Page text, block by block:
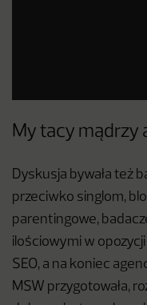
My tacy mądrzy
Dyskusja bywała też
przeciwko singlom,
parentingowe,
ilościowymi w
SEO, a na koniec
MSW przygotowała,